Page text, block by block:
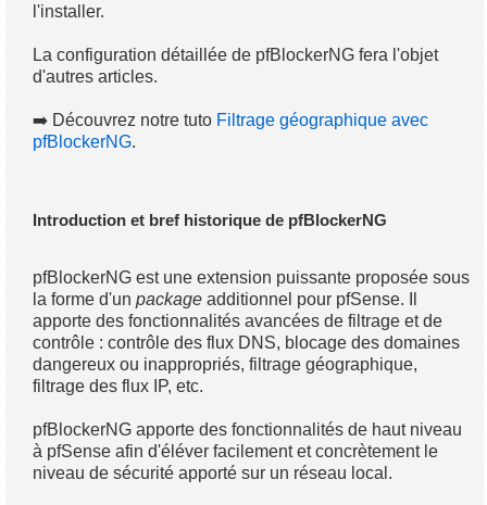
l'installer.
La configuration détaillée de pfBlockerNG fera l'objet
d'autres articles.
➡️ Découvrez notre tuto Filtrage géographique avec
pfBlockerNG.
Introduction et bref historique de pfBlockerNG
pfBlockerNG est une extension puissante proposée sous
la forme d'unpackage additionnel pour pfSense. Il
apporte des fonctionnalités avancées de filtrage et de
contrôle : contrôle des flux DNS, blocage des domaines
dangereux ou inappropriés, filtrage géographique,
filtrage des flux IP, etc.
pfBlockerNG apporte des fonctionnalités de haut niveau
à pfSense afin d'éléver facilement et concrètement le
niveau de sécurité apporté sur un réseau local.